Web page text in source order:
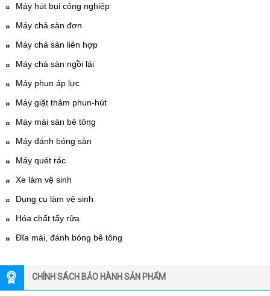
Máy hút bụi công nghiệp
Máy chà sàn đơn
Máy chà sàn liên hợp
Máy chà sàn ngồi lái
Máy phun áp lực
Máy giặt thảm phun-hút
Máy mài sàn bê tông
Máy đánh bóng sàn
Máy quét rác
Xe làm vệ sinh
Dụng cụ làm vệ sinh
Hóa chất tẩy rửa
Đĩa mài, đánh bóng bê tông
CHÍNH SÁCH BẢO HÀNH SẢN PHẨM